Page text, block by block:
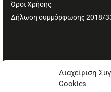
Διαχείριση
Cookies
Όροι Χρήσης
Δήλωση συμμόρφωσης 2018/